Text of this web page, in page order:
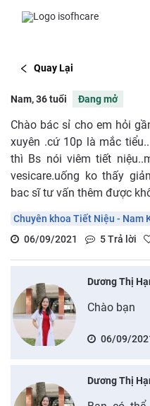
Quay Lại
Nam, 36 tuổi Đang mở
Chào bác sỉ cho em hỏi
xuyên .cứ 10p là mắc
thì Bs nói viêm tiết
vesicare.uống ko thấy
bac sĩ tư vấn thêm được
Chuyên khoa Tiết Niệu - Nam
06/09/2021
5Trả lời
Dương Thị
Chào bạn
06/09/
Dương Thị